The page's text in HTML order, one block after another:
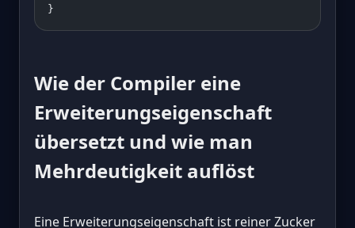
}
Wie der Compiler eine
Erweiterungseigenschaft
übersetzt und wie man
Mehrdeutigkeit auflöst
Eine Erweiterungseigenschaft ist reiner Zucker